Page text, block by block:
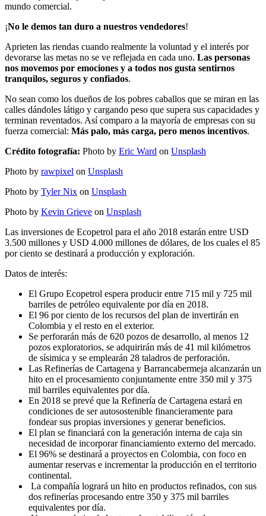
mundo comercial.
¡No le demos tan duro a nuestros vendedores!
Aprieten las riendas cuando realmente la voluntad y el interés por
devorarse las metas no se ve reflejada en cada uno. Las personas
nos movemos por emociones y a todos nos gusta sentirnos
tranquilos, seguros y confiados.
No sean como los dueños de los pobres caballos que se miran en las
calles dándoles látigo y cargando peso que supera sus capacidades y
terminan reventados. Así comparo a la mayoría de empresas con su
fuerza comercial: Más palo, más carga, pero menos incentivos.
Crédito fotografía: Photo by Eric Ward on Unsplash
Photo by rawpixel on Unsplash
Photo by Tyler Nix on Unsplash
Photo by Kevin Grieve on Unsplash
Las inversiones de Ecopetrol para el año 2018 estarán entre USD
3.500 millones y USD 4.000 millones de dólares, de los cuales el 85
por ciento se destinará a producción y exploración.
Datos de interés:
El Grupo Ecopetrol espera producir entre 715 mil y 725 mil
barriles de petróleo equivalente por día en 2018.
El 96 por ciento de los recursos del plan de invertirán en
Colombia y el resto en el exterior.
Se perforarán más de 620 pozos de desarrollo, al menos 12
pozos exploratorios, se adquirirán más de 41 mil kilómetros
de sísimica y se emplearán 28 taladros de perforación.
Las Refinerías de Cartagena y Barrancabermeja alcanzarán un
hito en el procesamiento conjuntamente entre 350 mil y 375
mil barriles equivalentes por día.
En 2018 se prevé que la Refinería de Cartagena estará en
condiciones de ser autosostenible financieramente para
fondear sus propias inversiones y generar beneficios.
El plan se financiará con la generación interna de caja sin
necesidad de incorporar financiamiento externo del mercado.
El 96% se destinará a proyectos en Colombia, con foco en
aumentar reservas e incrementar la producción en el territorio
continental.
La compañía logrará un hito en productos refinados, con sus
dos refinerías procesando entre 350 y 375 mil barriles
equivalentes por día.